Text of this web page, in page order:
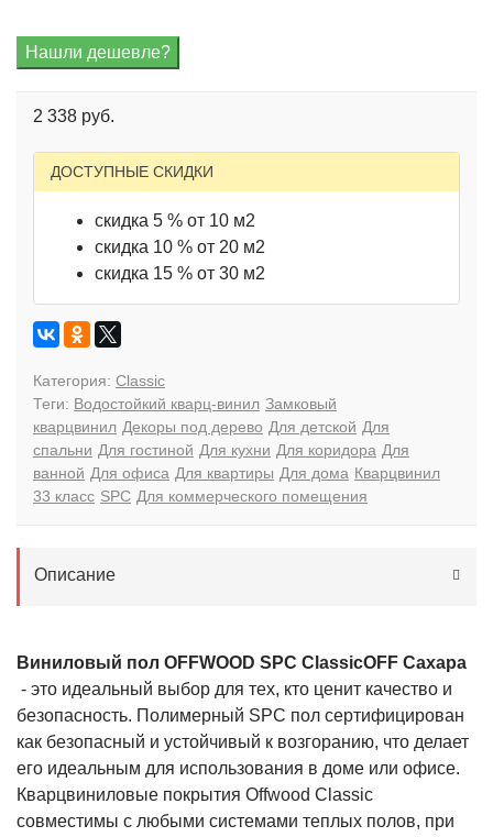
2 338 руб.
ДОСТУПНЫЕ СКИДКИ
скидка 5 % от 10 м2
скидка 10 % от 20 м2
скидка 15 % от 30 м2
Категория: Classic
Теги: Водостойкий кварц-винил Замковый
кварцвинил Декоры под дерево Для детской Для
спальни Для гостиной Для кухни Для коридора Для
ванной Для офиса Для квартиры Для дома Кварцвинил
33 класс SPC Для коммерческого помещения
Описание
Виниловый пол OFFWOOD SPC ClassicOFF Сахара
- это идеальный выбор для тех, кто ценит качество и
безопасность. Полимерный SPC пол сертифицирован
как безопасный и устойчивый к возгоранию, что делает
его идеальным для использования в доме или офисе.
Кварцвиниловые покрытия Offwood Classic
совместимы с любыми системами теплых полов, при